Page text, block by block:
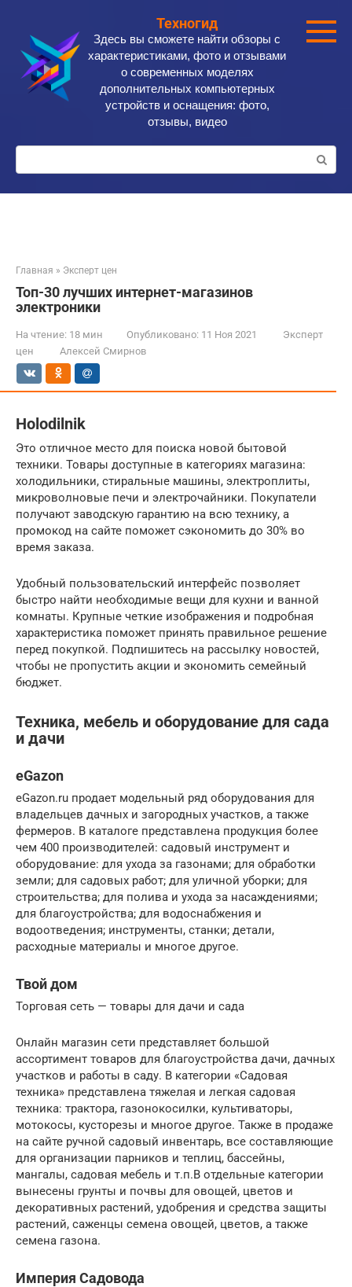
контенту
Техногид
Здесь вы сможете найти обзоры с
характеристиками, фото и отзывами
о современных моделях
дополнительных компьютерных
устройств и оснащения: фото,
отзывы, видео
Поиск:
Главная » Эксперт цен
Топ-30 лучших интернет-магазинов
электроники
На чтение: 18 мин Опубликовано: 11 Ноя 2021
Эксперт
цен
Алексей Смирнов
Holodilnik
Это отличное место для поиска новой бытовой
техники. Товары доступные в категориях магазина:
холодильники, стиральные машины, электроплиты,
микроволновые печи и электрочайники. Покупатели
получают заводскую гарантию на всю технику, а
промокод на сайте поможет сэкономить до 30% во
время заказа.
Удобный пользовательский интерфейс позволяет
быстро найти необходимые вещи для кухни и ванной
комнаты. Крупные четкие изображения и подробная
характеристика поможет принять правильное решение
перед покупкой. Подпишитесь на рассылку новостей,
чтобы не пропустить акции и экономить семейный
бюджет.
Техника, мебель и оборудование для сада
и дачи
eGazon
eGazon.ru продает модельный ряд оборудования для
владельцев дачных и загородных участков, а также
фермеров. В каталоге представлена продукция более
чем 400 производителей: садовый инструмент и
оборудование: для ухода за газонами; для обработки
земли; для садовых работ; для уличной уборки; для
строительства; для полива и ухода за насаждениями;
для благоустройства; для водоснабжения и
водоотведения; инструменты, станки; детали,
расходные материалы и многое другое.
Твой дом
Торговая сеть — товары для дачи и сада
Онлайн магазин сети представляет большой
ассортимент товаров для благоустройства дачи, дачных
участков и работы в саду. В категории «Садовая
техника» представлена тяжелая и легкая садовая
техника: трактора, газонокосилки, культиваторы,
мотокосы, кусторезы и многое другое. Также в продаже
на сайте ручной садовый инвентарь, все составляющие
для организации парников и теплиц, бассейны,
мангалы, садовая мебель и т.п.В отдельные категории
вынесены грунты и почвы для овощей, цветов и
декоративных растений, удобрения и средства защиты
растений, саженцы семена овощей, цветов, а также
семена газона.
Империя Cадовода